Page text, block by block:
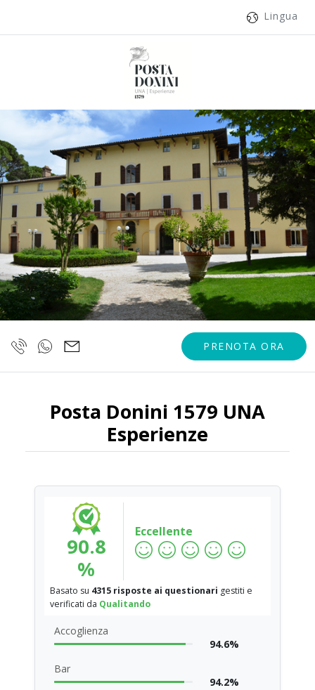
Lingua
PRENOTA ORA
Posta Donini 1579 UNA
Esperienze
90.8
%
Eccellente
Basato su 4315 risposte ai questionari gestiti e
verificati da Qualitando
Accoglienza
94.6%
Bar
94.2%